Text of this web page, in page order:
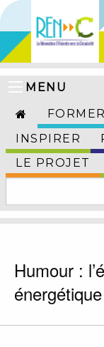
MENU
FORMER
INSPIRER
LE PROJET
Humour :